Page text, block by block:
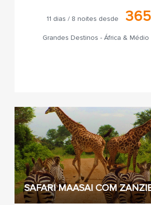
11 dias / 8 noites desde
Grandes Destinos - África & Médio
SAFARI MAASAI COM